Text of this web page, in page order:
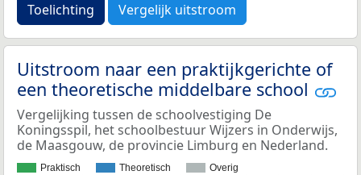
Toelichting Vergelijk uitstroom
Uitstroom naar een praktijkgerichte of
een theoretische middelbare school
Vergelijking tussen de schoolvestiging De
Koningsspil, het schoolbestuur Wijzers in Onderwijs,
de Maasgouw, de provincie Limburg en Nederland.
Praktisch Theoretisch Overig